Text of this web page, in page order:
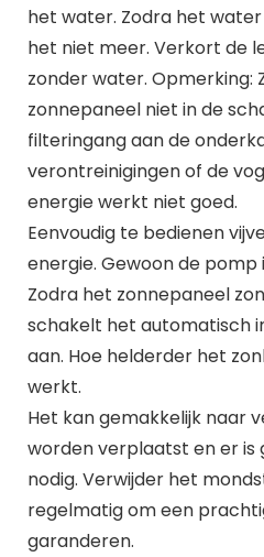
het water. Zodra het
het niet meer. Verkort de
zonder water. Opmerking:
zonnepaneel niet in de
filteringang aan de
verontreinigingen of de
energie werkt niet goed.
Eenvoudig te bedienen
energie. Gewoon de
Zodra het zonnepaneel
schakelt het automatisch
aan. Hoe helderder het
werkt.
Het kan gemakkelijk naar
worden verplaatst en er
nodig. Verwijder het
regelmatig om een
garanderen.